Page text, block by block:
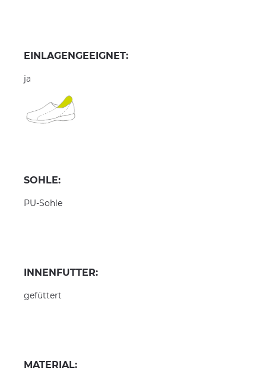
EINLAGENGEEIGNET:
ja
SOHLE:
PU-Sohle
INNENFUTTER:
gefüttert
MATERIAL: